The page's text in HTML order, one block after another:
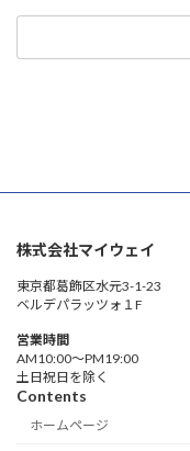
株式会社マイウェイ
東京都葛飾区水元3-1-23
ベルデパラッツォ１F
営業時間
AM10:00〜PM19:00
土日祝日を除く
Contents
ホームページ